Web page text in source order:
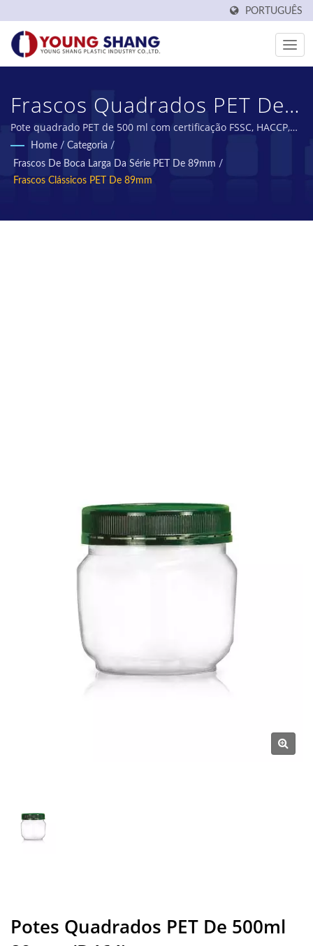
PORTUGUÊS
Frascos Quadrados PET De
89mm 500ml (D464) |
Fabricante Certificado De
Garrafas De Plástico E
Frascos De Plástico |
Pote quadrado PET de 500 ml com certificação FSSC, HACCP,
ISO22000, IMS, BV | Young Shang Plástico há mais de 50 anos
Fabricante de Pré-formas PET e Garrafas PET de Taiwan.
Home / Categoria /
Frascos De Boca Larga Da Série PET De 89mm /
Frascos Clássicos PET De 89mm
Potes Quadrados PET De 500ml